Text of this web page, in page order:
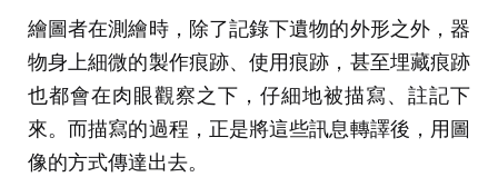
繪圖者在測繪時，除了記錄下遺物的外形之外，器
物身上細微的製作痕跡、使用痕跡，甚至埋藏痕跡
也都會在肉眼觀察之下，仔細地被描寫、註記下
來。而描寫的過程，正是將這些訊息轉譯後，用圖
像的方式傳達出去。